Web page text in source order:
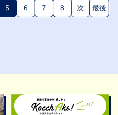
5(現在のページ)
6 7 8 次 最後